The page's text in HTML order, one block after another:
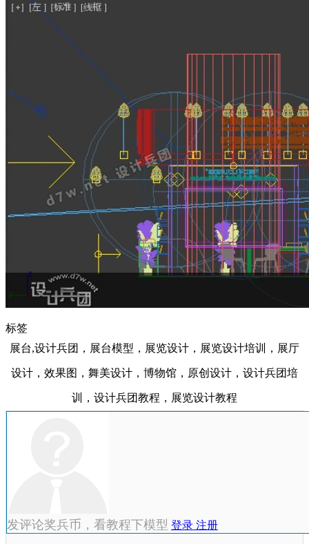
标签
展台,设计兵团，展台模型，展览设计，展览设计培训，展厅
设计，效果图，舞美设计，博物馆，原创设计，设计兵团培
训，设计兵团教程，展览设计教程
发评论奖兵币，看教程下模型 登录 注册